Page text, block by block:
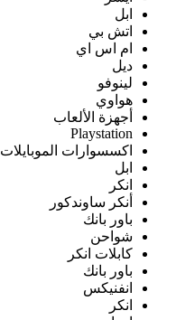
ابل
اتش بي
ام اس اي
ديل
لينوفو
هواوي
أجهزة الألعاب
Playstation
اكسسوارات الموبايلات
ابل
انكر
أنكر ساوندكور
باور بانك
شواحن
كابلات انكر
باور بانك
انفنيكس
انكر